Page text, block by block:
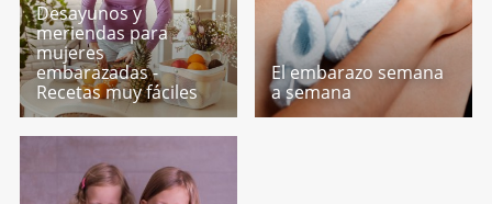
Desayunos y
meriendas para
mujeres
embarazadas -
Recetas muy fáciles
El embarazo semana
a semana